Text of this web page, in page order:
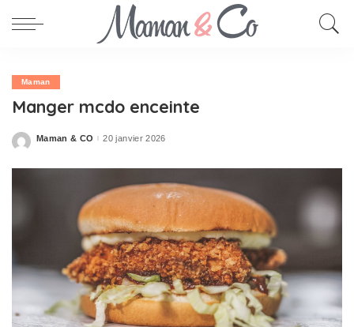
Maman
Manger mcdo enceinte
Posted
Maman & CO 20 janvier 2026